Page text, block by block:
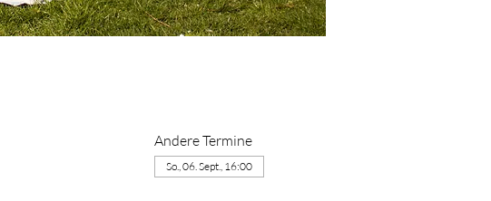
Andere Termine
So., 06. Sept., 16:00